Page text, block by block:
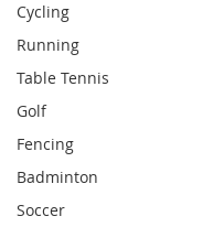
Cycling
Running
Table Tennis
Golf
Fencing
Badminton
Soccer